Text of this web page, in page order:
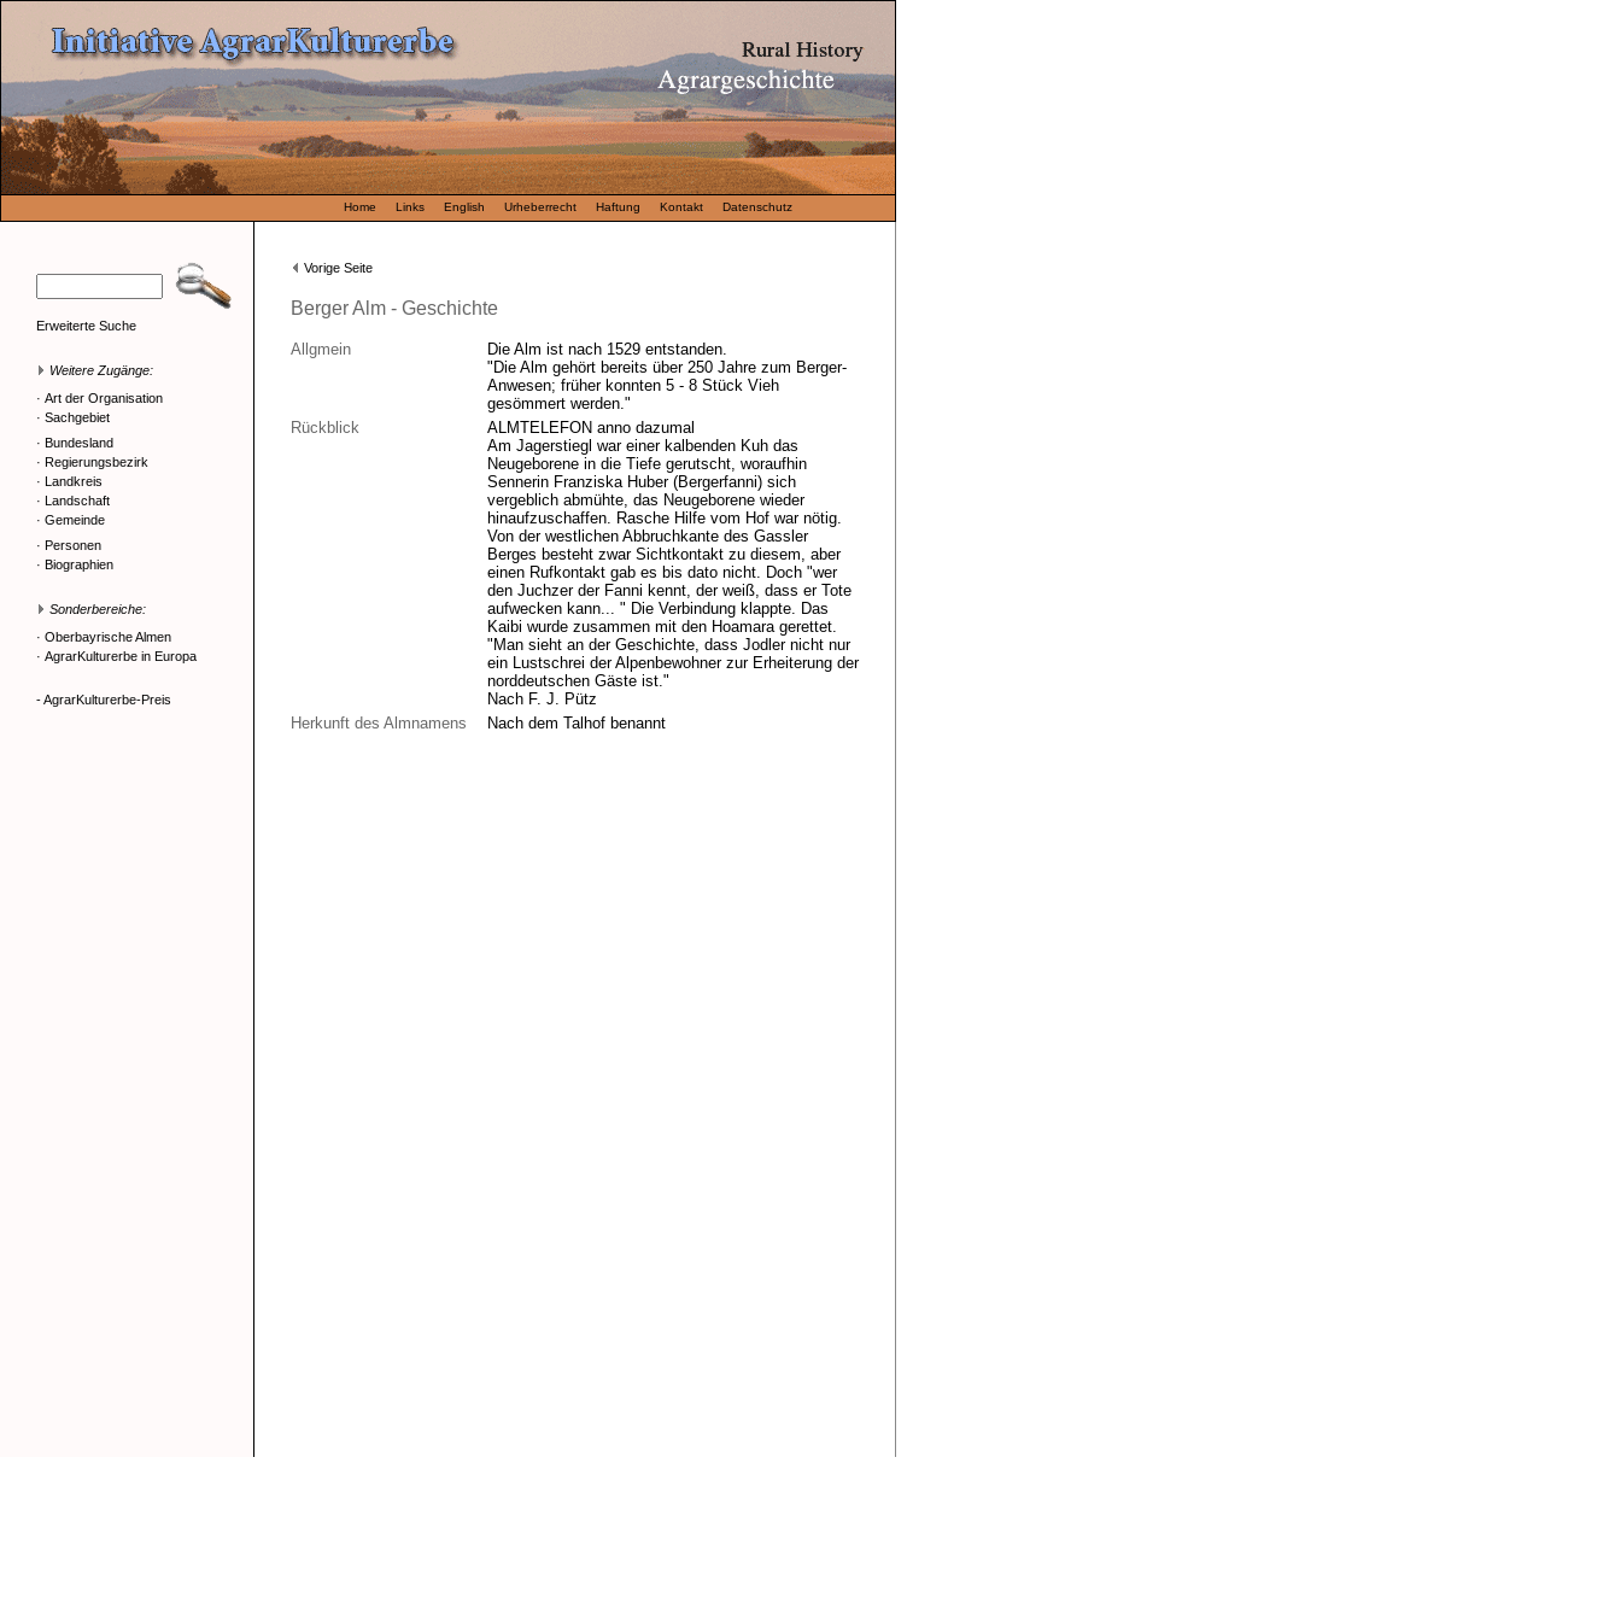
Home Links English Urheberrecht Haftung Kontakt Datenschutz
Erweiterte Suche
Weitere Zugänge:
· Art der Organisation
· Sachgebiet
· Bundesland
· Regierungsbezirk
· Landkreis
· Landschaft
· Gemeinde
· Personen
· Biographien
Sonderbereiche:
· Oberbayrische Almen
· AgrarKulturerbe in Europa
- AgrarKulturerbe-Preis
Vorige Seite
Berger Alm - Geschichte
Allgmein
Die Alm ist nach 1529 entstanden.
"Die Alm gehört bereits über 250 Jahre zum Berger-
Anwesen; früher konnten 5 - 8 Stück Vieh
gesömmert werden."
Rückblick
ALMTELEFON anno dazumal
Am Jagerstiegl war einer kalbenden Kuh das
Neugeborene in die Tiefe gerutscht, woraufhin
Sennerin Franziska Huber (Bergerfanni) sich
vergeblich abmühte, das Neugeborene wieder
hinaufzuschaffen. Rasche Hilfe vom Hof war nötig.
Von der westlichen Abbruchkante des Gassler
Berges besteht zwar Sichtkontakt zu diesem, aber
einen Rufkontakt gab es bis dato nicht. Doch "wer
den Juchzer der Fanni kennt, der weiß, dass er Tote
aufwecken kann... " Die Verbindung klappte. Das
Kaibi wurde zusammen mit den Hoamara gerettet.
"Man sieht an der Geschichte, dass Jodler nicht nur
ein Lustschrei der Alpenbewohner zur Erheiterung der
norddeutschen Gäste ist."
Nach F. J. Pütz
Herkunft des Almnamens
Nach dem Talhof benannt